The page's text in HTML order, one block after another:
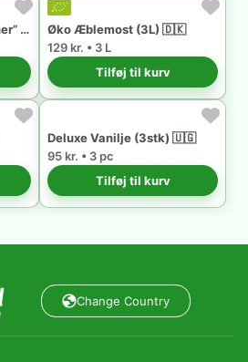
Meyers “Hverdags Bønner” 🇩🇰
Øko Æblemost (3L) 🇩🇰
129 kr. • 3 L
Tilføj til kurv
Deluxe Vanilje (3stk) 🇺🇬
95 kr. • 3 pc
Tilføj til kurv
Change Country